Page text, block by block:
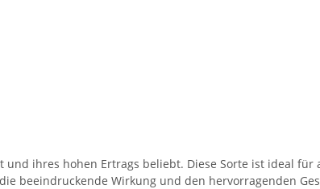
ihres hohen Ertrags beliebt. Diese Sorte ist ideal für
beeindruckende Wirkung und den hervorragenden